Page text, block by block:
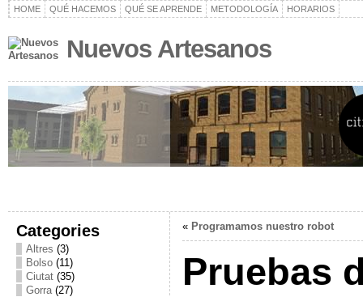
HOME QUÉ HACEMOS QUÉ SE APRENDE METODOLOGÍA HORARIOS
Nuevos Artesanos
Categories
Altres (3)
Bolso (11)
Ciutat (35)
Gorra(27)
« Programamos nuestro robot
Pruebas